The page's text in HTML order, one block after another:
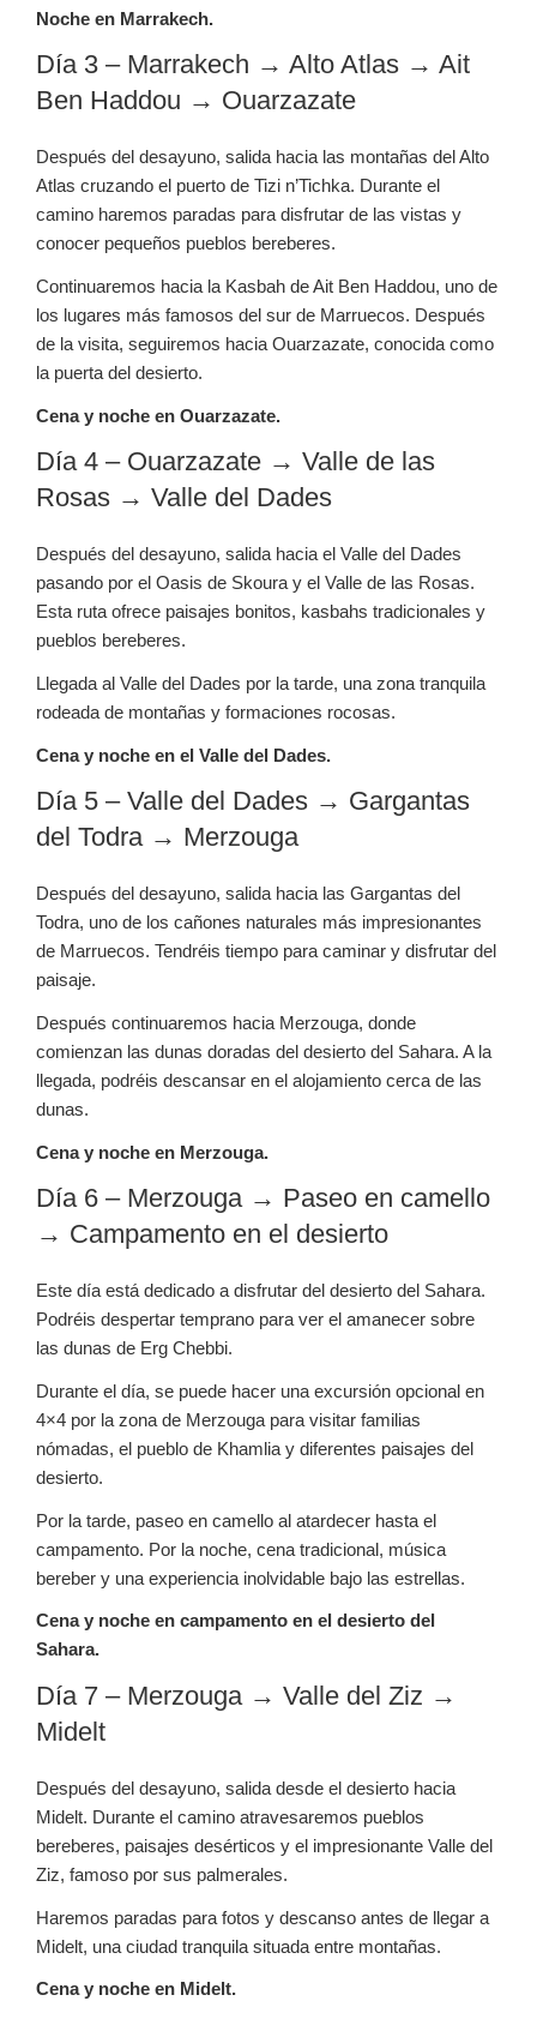
Noche en Marrakech.
Día 3 – Marrakech → Alto Atlas → Ait
Ben Haddou → Ouarzazate
Después del desayuno, salida hacia las montañas del Alto
Atlas cruzando el puerto de Tizi n’Tichka. Durante el
camino haremos paradas para disfrutar de las vistas y
conocer pequeños pueblos bereberes.
Continuaremos hacia la Kasbah de Ait Ben Haddou, uno de
los lugares más famosos del sur de Marruecos. Después
de la visita, seguiremos hacia Ouarzazate, conocida como
la puerta del desierto.
Cena y noche en Ouarzazate.
Día 4 – Ouarzazate → Valle de las
Rosas → Valle del Dades
Después del desayuno, salida hacia el Valle del Dades
pasando por el Oasis de Skoura y el Valle de las Rosas.
Esta ruta ofrece paisajes bonitos, kasbahs tradicionales y
pueblos bereberes.
Llegada al Valle del Dades por la tarde, una zona tranquila
rodeada de montañas y formaciones rocosas.
Cena y noche en el Valle del Dades.
Día 5 – Valle del Dades → Gargantas
del Todra → Merzouga
Después del desayuno, salida hacia las Gargantas del
Todra, uno de los cañones naturales más impresionantes
de Marruecos. Tendréis tiempo para caminar y disfrutar del
paisaje.
Después continuaremos hacia Merzouga, donde
comienzan las dunas doradas del desierto del Sahara. A la
llegada, podréis descansar en el alojamiento cerca de las
dunas.
Cena y noche en Merzouga.
Día 6 – Merzouga → Paseo en camello
→ Campamento en el desierto
Este día está dedicado a disfrutar del desierto del Sahara.
Podréis despertar temprano para ver el amanecer sobre
las dunas de Erg Chebbi.
Durante el día, se puede hacer una excursión opcional en
4×4 por la zona de Merzouga para visitar familias
nómadas, el pueblo de Khamlia y diferentes paisajes del
desierto.
Por la tarde, paseo en camello al atardecer hasta el
campamento. Por la noche, cena tradicional, música
bereber y una experiencia inolvidable bajo las estrellas.
Cena y noche en campamento en el desierto del
Sahara.
Día 7 – Merzouga → Valle del Ziz →
Midelt
Después del desayuno, salida desde el desierto hacia
Midelt. Durante el camino atravesaremos pueblos
bereberes, paisajes desérticos y el impresionante Valle del
Ziz, famoso por sus palmerales.
Haremos paradas para fotos y descanso antes de llegar a
Midelt, una ciudad tranquila situada entre montañas.
Cena y noche en Midelt.